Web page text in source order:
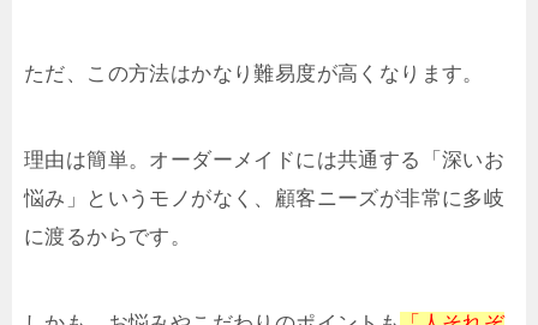
ただ、この方法はかなり難易度が高くなります。
理由は簡単。オーダーメイドには共通する「深いお
悩み」というモノがなく、顧客ニーズが非常に多岐
に渡るからです。